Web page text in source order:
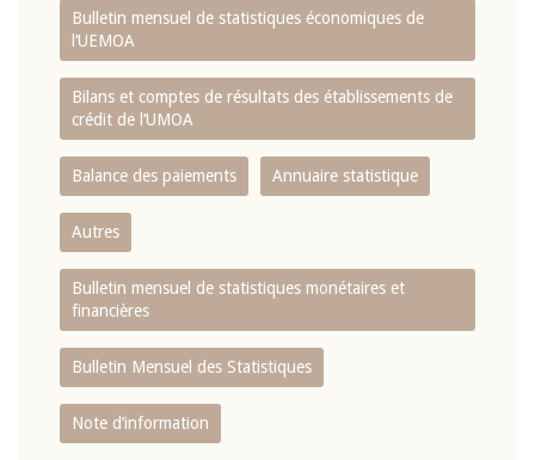
Bulletin mensuel de statistiques économiques de
l‘UEMOA
Bilans et comptes de résultats des établissements de
crédit de l‘UMOA
Balance des paiements Annuaire statistique
Autres
Bulletin mensuel de statistiques monétaires et
financières
Bulletin Mensuel des Statistiques
Note d’information